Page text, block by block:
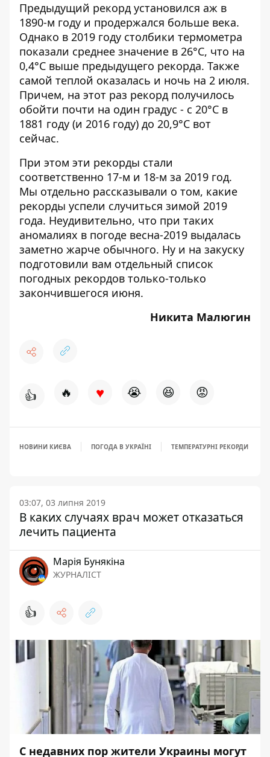
Предыдущий рекорд установился аж в
1890-м году и продержался больше века.
Однако в 2019 году столбики термометра
показали среднее значение в 26°С, что на
0,4°С выше предыдущего рекорда. Также
самой теплой оказалась и ночь на 2 июля.
Причем, на этот раз рекорд получилось
обойти почти на один градус - с 20°С в
1881 году (и 2016 году) до 20,9°С вот
сейчас.
При этом эти рекорды стали
соответственно 17-м и 18-м за 2019 год.
Мы отдельно рассказывали о том, какие
рекорды успели случиться зимой 2019
года. Неудивительно, что при таких
аномалиях в погоде весна-2019 выдалась
заметно жарче обычного. Ну и на закуску
подготовили вам отдельный список
погодных рекордов только-только
закончившегося июня.
Никита Малюгин
👍 🔥 ♥ 😭 😆 😡
НОВИНИ КИЄВА ПОГОДА В УКРАЇНІ ТЕМПЕРАТУРНІ РЕКОРДИ
03:07, 03 липня 2019
В каких случаях врач может отказаться
лечить пациента
Марія Бунякіна
ЖУРНАЛІСТ
👍
С недавних пор жители Украины могут